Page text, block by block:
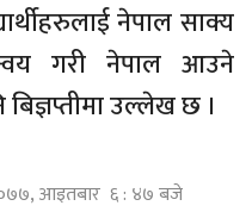
नेपाल साक्य
गरी नेपाल आउने
उल्लेख छ ।
आइतबार ६ : ४७ बजे